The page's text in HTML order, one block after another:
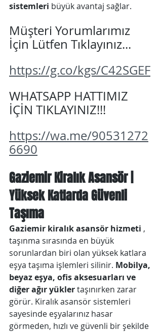
sistemleri büyük avantaj sağlar.
Müşteri Yorumlarımız
İçin Lütfen Tıklayınız...
https://g.co/kgs/C42SGEF
WHATSAPP HATTIMIZ
İÇİN TIKLAYINIZ!!!
https://wa.me/90531272
6690
Gaziemir Kiralık Asansör |
Yüksek Katlarda Güvenli
Taşıma
Gaziemir kiralık asansör hizmeti ,
taşınma sırasında en büyük
sorunlardan biri olan yüksek katlara
eşya taşıma işlemleri silinir. Mobilya,
beyaz eşya, ofis aksesuarları ve
diğer ağır yükler taşınırken zarar
görür. Kiralık asansör sistemleri
sayesinde eşyalarınız hasar
görmeden, hızlı ve güvenli bir şekilde